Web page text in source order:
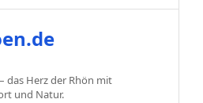
das Herz der Rhön mit
und Natur.